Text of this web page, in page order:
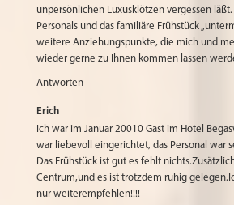
unpersönlichen Luxusklötzen vergessen
Personals und das familiäre Frühstück
weitere Anziehungspunkte, die mich und
wieder gerne zu Ihnen kommen lassen
Antworten
Erich
Ich war im Januar 20010 Gast im Hotel
war liebevoll eingerichtet, das Personal war
Das Frühstück ist gut es fehlt
Centrum,und es ist trotzdem ruhig
nur weiterempfehlen!!!!